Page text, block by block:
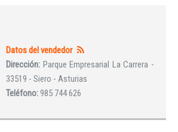
Datos del vendedor
Dirección: Parque Empresarial La Carrera -
33519 - Siero - Asturias
Teléfono:985 744 626